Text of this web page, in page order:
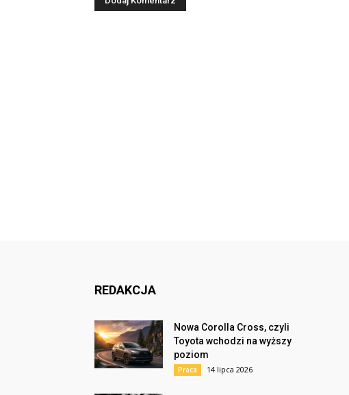
REDAKCJA
Nowa Corolla Cross, czyli
Toyota wchodzi na wyższy
poziom
Praca 14 lipca 2026